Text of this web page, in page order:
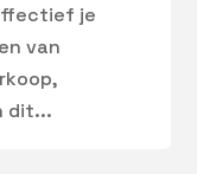
je
van
dit...